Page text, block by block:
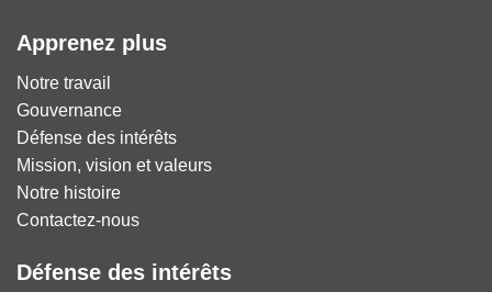
Apprenez plus
Notre travail
Gouvernance
Défense des intérêts
Mission, vision et valeurs
Notre histoire
Contactez-nous
Défense des intérêts